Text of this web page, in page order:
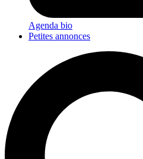
Agenda bio
Petites annonces